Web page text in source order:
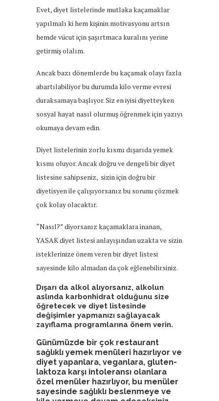
Evet, diyet listelerinde mutlaka kaçamaklar
yapılmalı ki hem kişinin motivasyonu artsın
hemde vücut için şaşırtmaca kuralını yerine
getirmiş olalım.
Ancak bazı dönemlerde bu kaçamak olayı fazla
abartılabiliyor bu durumda kilo verme evresi
duraksamaya başlıyor. Siz en iyisi diyetteyken
sosyal hayat nasıl olurmuş öğrenmek için yazıyı
okumaya devam edin.
Diyet listelerinin zorlu kısmı dışarıda yemek
kısmı oluyor. Ancak doğru ve dengeli bir diyet
listesine sahipseniz, sizin için doğru bir
diyetisyen ile çalışıyorsanız bu sorunu çözmek
çok kolay olacaktır.
“Nasıl?” diyorsanız kaçamaklara inanan,
YASAK diyet listesi anlayışından uzakta ve sizin
isteklerinize önem veren bir diyet listesi
sayesinde kilo almadan da çok eğlenebilirsiniz.
Dışarı da alkol alıyorsanız, alkolun
aslında karbonhidrat olduğunu size
öğretecek ve diyet listesinde
değişimler yapmanızı sağlayacak
zayıflama programlarına önem verin.
Günümüzde bir çok restaurant
sağlıklı yemek menüleri hazırlıyor ve
diyet yapanlara, veganlara, gluten-
laktoza karşı intoleransı olanlara
özel menüler hazırlıyor, bu menüler
sayesinde sağlıklı beslenmeye ve